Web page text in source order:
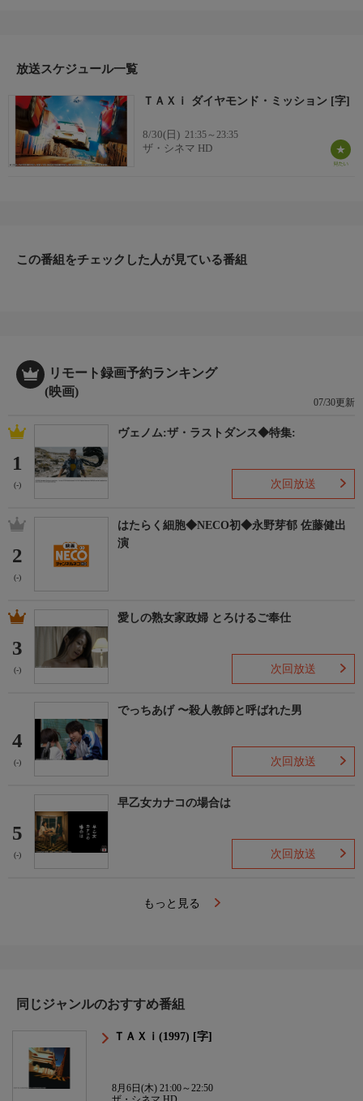
【出演】フランク・ガスタンビドゥ、マリク・ベンタラ、ベルナ
放送スケジュール一覧
ＴＡＸｉ ダイヤモンド・ミッション [字]
8/30(日) 21:35～23:35
ザ・シネマ HD
この番組をチェックした人が見ている番組
リモート録画予約ランキング
(映画)
07/30更新
1
(-)
ヴェノム:ザ・ラストダンス◆特集:
次回放送
2
(-)
はたらく細胞◆NECO初◆永野芽郁 佐藤健出
演
3
(-)
愛しの熟女家政婦 とろけるご奉仕
次回放送
4
(-)
でっちあげ 〜殺人教師と呼ばれた男
次回放送
5
(-)
早乙女カナコの場合は
次回放送
もっと見る
同じジャンルのおすすめ番組
ＴＡＸｉ(1997) [字]
8月6日(木) 21:00～22:50